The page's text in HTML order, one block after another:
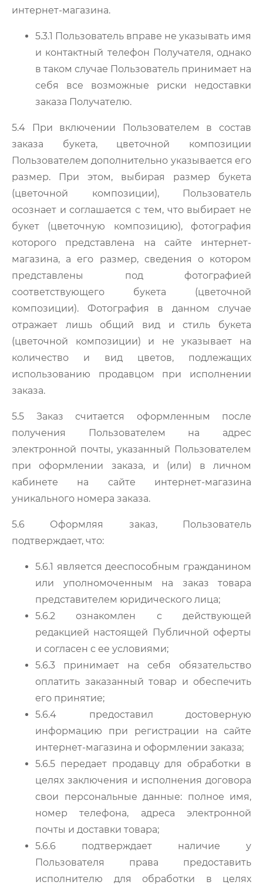
интернет-магазина.
5.3.1 Пользователь вправе не указывать имя
и контактный телефон Получателя, однако
в таком случае Пользователь принимает на
себя все возможные риски недоставки
заказа Получателю.
5.4 При включении Пользователем в состав
заказа букета, цветочной композиции
Пользователем дополнительно указывается его
размер. При этом, выбирая размер букета
(цветочной композиции), Пользователь
осознает и соглашается с тем, что выбирает не
букет (цветочную композицию), фотография
которого представлена на сайте интернет-
магазина, а его размер, сведения о котором
представлены под фотографией
соответствующего букета (цветочной
композиции). Фотография в данном случае
отражает лишь общий вид и стиль букета
(цветочной композиции) и не указывает на
количество и вид цветов, подлежащих
использованию продавцом при исполнении
заказа.
5.5 Заказ считается оформленным после
получения Пользователем на адрес
электронной почты, указанный Пользователем
при оформлении заказа, и (или) в личном
кабинете на сайте интернет-магазина
уникального номера заказа.
5.6 Оформляя заказ, Пользователь
подтверждает, что:
5.6.1 является дееспособным гражданином
или уполномоченным на заказ товара
представителем юридического лица;
5.6.2 ознакомлен с действующей
редакцией настоящей Публичной оферты
и согласен с ее условиями;
5.6.3 принимает на себя обязательство
оплатить заказанный товар и обеспечить
его принятие;
5.6.4 предоставил достоверную
информацию при регистрации на сайте
интернет-магазина и оформлении заказа;
5.6.5 передает продавцу для обработки в
целях заключения и исполнения договора
свои персональные данные: полное имя,
номер телефона, адреса электронной
почты и доставки товара;
5.6.6 подтверждает наличие у
Пользователя права предоставить
исполнителю для обработки в целях